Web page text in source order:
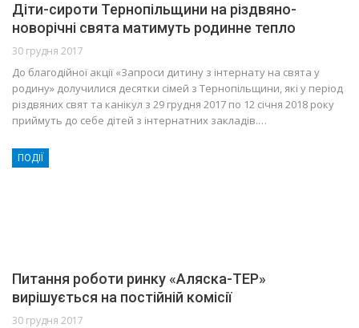
Діти-сироти Тернопільщини на різдвяно-
новорічні свята матимуть родинне тепло
30 грудня 2017
До благодійної акції «Запроси дитину з інтернату на свята у
родину» долучилися десятки сімей з Тернопільщини, які у період
різдвяних свят та канікул з 29 грудня 2017 по 12 січня 2018 року
приймуть до себе дітей з інтернатних закладів.…
ПОДІЇ
Питання роботи ринку «Аляска-ТЕР»
вирішується на постійній комісії
30 грудня 2017